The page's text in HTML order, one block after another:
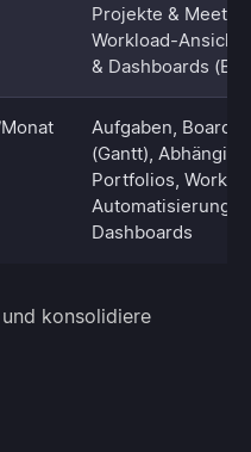
Projekte &
Workload-
& Dashboards
Aufgaben,
(Gantt),
Portfolios,
Automatisierung,
Dashboards
konsolidiere